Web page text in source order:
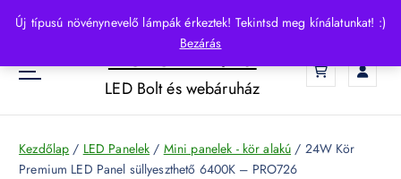
Új típusú növénynevelő lámpák érkeztek! Tekintsd meg kínálatunkat! :)
Bezárás
p
o
HelloLED.hu
LED Bolt és webáruház
Kezdőlap / LED Panelek / Mini panelek - kör alakú / 24W Kör
Premium LED Panel süllyeszthető 6400K – PRO726